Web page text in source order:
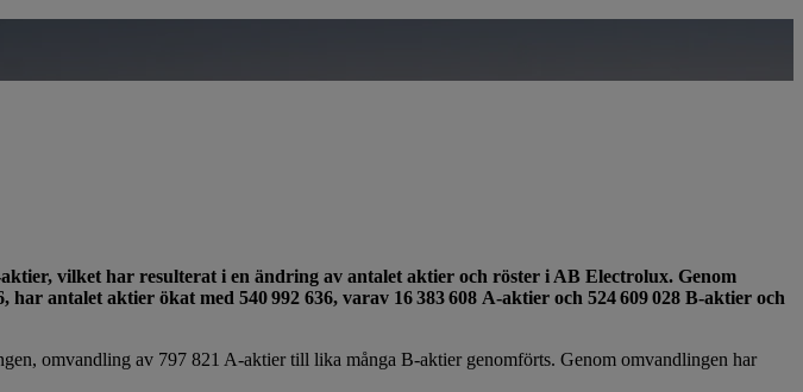
vilket har resulterat i en ändring av antalet aktier och röster i AB Electrolux. Genom
antalet aktier ökat med 540 992 636, varav 16 383 608 A-aktier och 524 609 028 B-aktier och
omvandling av 797 821 A-aktier till lika många B-aktier genomförts. Genom omvandlingen har